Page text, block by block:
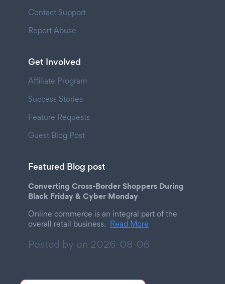
Contact Support
Report Abuse
Get Involved
Affiliate Program
Success Stories
Feature Requests
Guest Blog Post
Featured Blog post
Converting Cross-Border Shoppers During
Black Friday & Cyber Monday
Online commerce is an integral part of the
overall retail business. Read More
Posted by on 2026-08-06